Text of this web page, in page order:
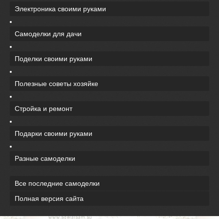
Электроника своими руками
Самоделки для дачи
Поделки своими руками
Полезные советы хозяйке
Стройка и ремонт
Подарки своими руками
Разные самоделки
Все последние самоделки
Полная версия сайта